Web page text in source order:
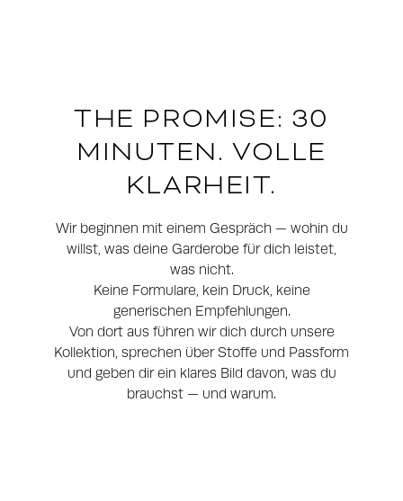
THE PROMISE: 30
MINUTEN. VOLLE
KLARHEIT.
Wir beginnen mit einem Gespräch — wohin du
willst, was deine Garderobe für dich leistet,
was nicht.
Keine Formulare, kein Druck, keine
generischen Empfehlungen.
Von dort aus führen wir dich durch unsere
Kollektion, sprechen über Stoffe und Passform
und geben dir ein klares Bild davon, was du
brauchst — und warum.